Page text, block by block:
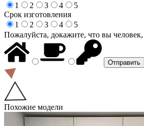
1
2 3 4
5
Срок изготовления
1
2 3 4
5
Пожалуйста, докажите, что вы
Похожие модели